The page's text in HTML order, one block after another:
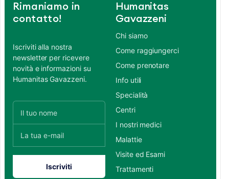
Rimaniamo in
contatto!
Iscriviti alla nostra
newsletter per ricevere
novità e informazioni su
Humanitas Gavazzeni.
Humanitas
Gavazzeni
Chi siamo
Come raggiungerci
Come prenotare
Info utili
Specialità
Centri
I nostri medici
Malattie
Visite ed Esami
Trattamenti